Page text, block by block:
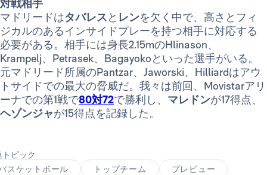
対戦相手
マドリードはタバレスと レンを欠く中で、高さとフィ
ジカルのあるインサイドプレーを持つ相手に対応する
必要がある。相手には身長2.15mのHlinason、
Krampelj、Petrasek、Bagayokoといった選手がいる。
元マドリード所属のPantzar、Jaworski、Hilliardはアウ
トサイドでの最大の脅威だ。我々は前回、Movistarアリ
ーナでの第1戦で80対72で勝利し、 マレドンが17得点、
ヘゾンジャが15得点を記録した。
トピック
スケットボール
トップチーム プレビュー